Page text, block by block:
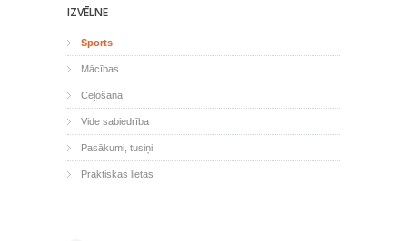
IZVĒLNE
Sports
Mācības
Ceļošana
Vide sabiedrība
Pasākumi, tusiņi
Praktiskas lietas